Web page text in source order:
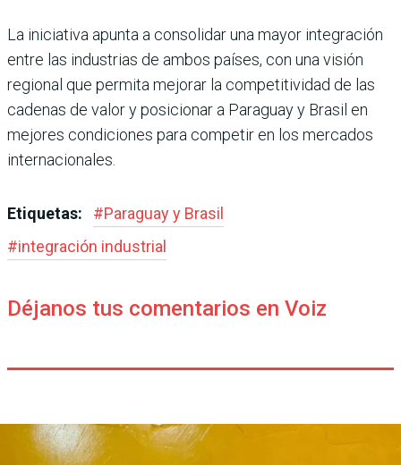
La iniciativa apunta a con­solidar una mayor integra­ción
entre las industrias de ambos países, con una visión
regional que permita mejo­rar la competitividad de las
cadenas de valor y posicio­nar a Paraguay y Brasil en
mejores condiciones para competir en los mercados
internacionales.
Etiquetas: #Paraguay y Brasil
#integración industrial
Déjanos tus comentarios en Voiz